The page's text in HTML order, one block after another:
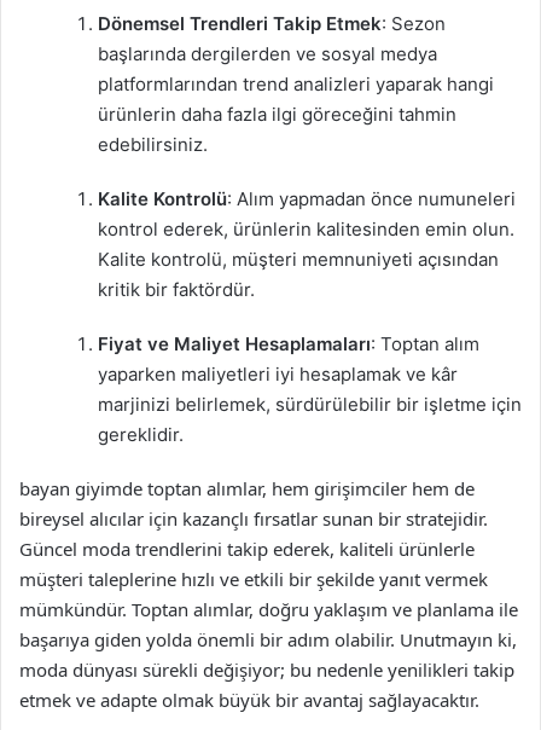
Dönemsel Trendleri Takip Etmek: Sezon
başlarında dergilerden ve sosyal medya
platformlarından trend analizleri yaparak hangi
ürünlerin daha fazla ilgi göreceğini tahmin
edebilirsiniz.
Kalite Kontrolü: Alım yapmadan önce numuneleri
kontrol ederek, ürünlerin kalitesinden emin olun.
Kalite kontrolü, müşteri memnuniyeti açısından
kritik bir faktördür.
Fiyat ve Maliyet Hesaplamaları: Toptan alım
yaparken maliyetleri iyi hesaplamak ve kâr
marjinizi belirlemek, sürdürülebilir bir işletme için
gereklidir.
bayan giyimde toptan alımlar, hem girişimciler hem de
bireysel alıcılar için kazançlı fırsatlar sunan bir stratejidir.
Güncel moda trendlerini takip ederek, kaliteli ürünlerle
müşteri taleplerine hızlı ve etkili bir şekilde yanıt vermek
mümkündür. Toptan alımlar, doğru yaklaşım ve planlama ile
başarıya giden yolda önemli bir adım olabilir. Unutmayın ki,
moda dünyası sürekli değişiyor; bu nedenle yenilikleri takip
etmek ve adapte olmak büyük bir avantaj sağlayacaktır.